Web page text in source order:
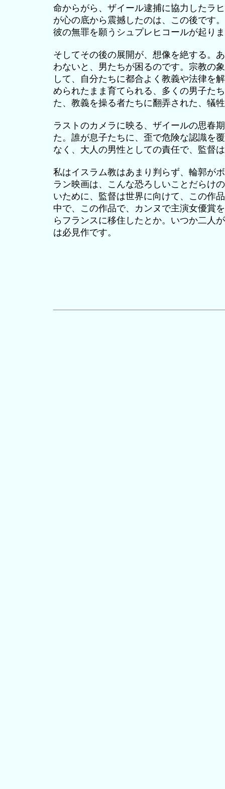
命からがら、ザイール逮捕に協力したラ
が心の底から震撼したのは、この後です
彼の無罪を願うシュプレヒコールが起り
そしてその後の展開が、想像を絶する。
わないと、男たちが困るのです。宗教の
して、自分たちに都合よく教義や法律を
められたまま育てられる、多くの男子た
た、教義を操る者たちに翻弄された、犠
ラストのカメラに映る、ザイールの思春
た。誰が息子たちに、歪で危険な認識を
なく、大人の男性としての責任で、監督
私はイスラム教はあまり判らず、輪郭が
ラン映画は、こんな恐ろしいことだらけ
いために、監督は世界に向けて、この作
中で、この作品で、カンヌで主演女優賞
らフランスに移住したとか。いつか二人
は必見作です。